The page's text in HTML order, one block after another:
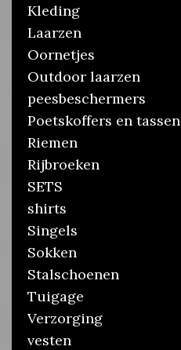
Kleding
Laarzen
Oornetjes
Outdoor laarzen
peesbeschermers
Poetskoffers en tassen
Riemen
Rijbroeken
SETS
shirts
Singels
Sokken
Stalschoenen
Tuigage
Verzorging
vesten